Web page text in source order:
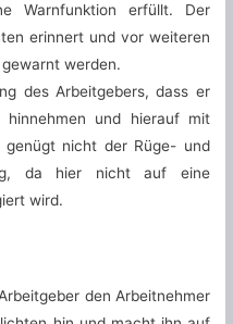
Warnfunktion erfüllt. Der
erinnert und vor weiteren
werden.
des Arbeitgebers, dass er
und hierauf mit
genügt nicht der Rüge- und
da hier nicht auf eine
wird.
den Arbeitnehmer